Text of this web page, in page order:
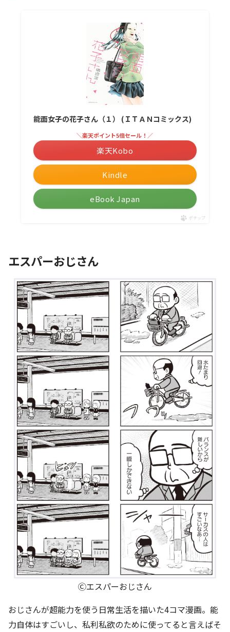
能面女子の花子さん（１） (ＩＴＡＮコミックス)
Kindle
＼楽天ポイント5倍セール！／
楽天Kobo
eBook Japan
ポチップ
エスパーおじさん
Ⓒエスパーおじさん
おじさんが超能力を使う日常生活を描いた4コマ漫画。能
力自体はすごいし、私利私欲のために使ってると言えばそ